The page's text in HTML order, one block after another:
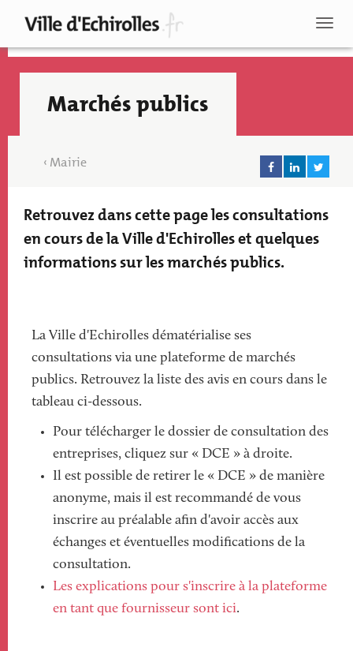
principal
Recherche
Marchés publics
Mairie
Texte
accroche
Retrouvez dans cette page les consultations
en cours de la Ville d'Echirolles et quelques
informations sur les marchés publics.
La Ville d'Echirolles dématérialise ses
consultations via une plateforme de marchés
publics. Retrouvez la liste des avis en cours dans le
tableau ci-dessous.
Pour télécharger le dossier de consultation des
entreprises, cliquez sur « DCE » à droite.
Il est possible de retirer le « DCE » de manière
anonyme, mais il est recommandé de vous
inscrire au préalable afin d'avoir accès aux
échanges et éventuelles modifications de la
consultation.
Les explications pour s'inscrire à la plateforme
en tant que fournisseur sont ici.